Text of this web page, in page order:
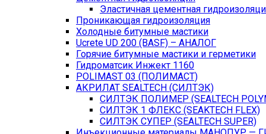
Эластичная цементная
Проникающая гидроизоляция
Холодные битумные мастики
Ucrete UD 200 (BASF) – АНАЛОГ
Горячие битумные мастики и герметики
Гидроматсик Инжект 1160
POLIMAST 03 (ПОЛИМАСТ)
АКРИЛАТ SEALTECH (СИЛТЭК)
СИЛТЭК ПОЛИМЕР (SEALTECH
СИЛТЭК 1 ФЛЕКС (SEAKTECH FLEX)
СИЛТЭК СУПЕР (SEALTECH SUPER)